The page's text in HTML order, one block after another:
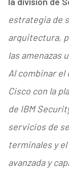
estrategia de
arquitectura,
las amenazas
Al combinar
Cisco con la
de IBM
servicios de
terminales y
avanzada y